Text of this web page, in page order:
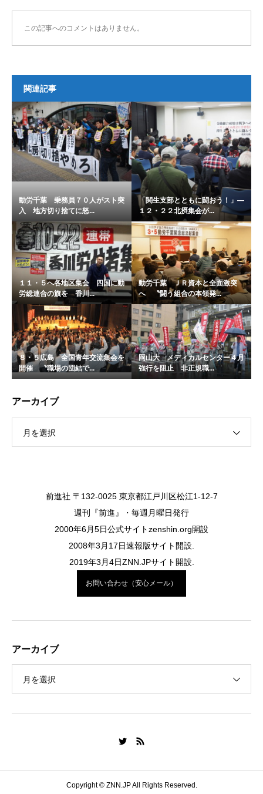
この記事へのコメントはありません。
関連記事
動労千葉 乗務員７０人がスト突
入 地方切り捨てに怒...
「関生支部とともに闘おう！」―
１２・２２北摂集会が...
１１・５へ各地区集会 四国に動
労総連合の旗を 香川...
動労千葉 ＪＲ資本と全面激突
へ 〝闘う組合の本領発...
８・５広島 全国青年交流集会を
開催 〝職場の団結で...
岡山大 メディカルセンター４月
強行を阻止 非正規職...
アーカイブ
月を選択
前進社 〒132-0025 東京都江戸川区松江1-12-7
週刊『前進』・毎週月曜日発行
2000年6月5日公式サイトzenshin.org開設
2008年3月17日速報版サイト開設.
2019年3月4日ZNN.JPサイト開設.
お問い合わせ（安心メール）
アーカイブ
月を選択
Copyright © ZNN.JP All Rights Reserved.